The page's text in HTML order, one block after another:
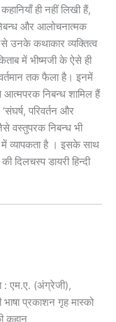
ही नहीं लिखी हैं,
और आलोचनात्मक
उनके कथाकार व्यक्तित्व
में भीष्मजी के ऐसे ही
तक फैला है। इनमें
निबन्ध शामिल हैं
परिवर्तन और
वस्तुपरक निबन्ध भी
व्यापकता है । इसके साथ
दिलचस्प डायरी हिन्दी
: एम.ए. (अंग्रेजी),
भाषा प्रकाशन गृह मास्को
कहान